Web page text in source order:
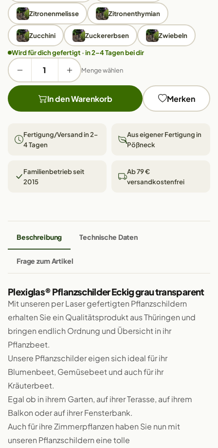
Zitronenmelisse Zitronenthymian
Zucchini Zuckererbsen Zwiebeln
Wird für dich gefertigt · in 2–4 Tagen bei dir
Menge wählen
In den Warenkorb Merken
Fertigung/Versand in 2–
4 Tagen
Aus eigener Fertigung in
Pößneck
Familienbetrieb seit
2015
Ab 79 €
versandkostenfrei
Beschreibung Technische Daten
Frage zum Artikel
Plexiglas® Pflanzschilder Eckig grau transparent
Mit unseren per Laser gefertigten Pflanzschildern
erhalten Sie ein Qualitätsprodukt aus Thüringen und
bringen endlich Ordnung und Übersicht in ihr
Pflanzbeet.
Unsere Pflanzschilder eigen sich ideal für ihr
Blumenbeet, Gemüsebeet und auch für ihr
Kräuterbeet.
Egal ob in ihrem Garten, auf ihrer Terasse, auf ihrem
Balkon oder auf ihrer Fensterbank.
Auch für ihre Zimmerpflanzen haben Sie nun mit
unseren Pflanzschildern eine tolle